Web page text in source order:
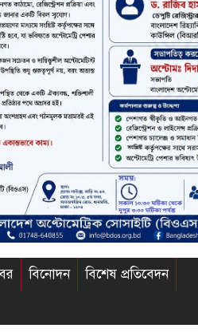
বিনোদন
বিশেষ প্রতিবেদন